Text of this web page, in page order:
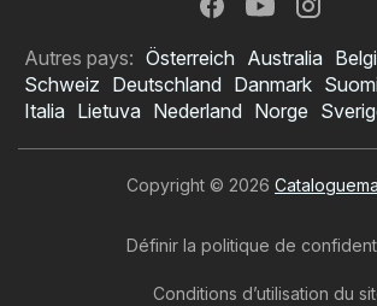
Autres pays: Österreich Australia
Schweiz Deutschland Danmark Suomi
Italia Lietuva Nederland Norge
Copyright © 2026
Définir la politique de
Conditions d’utilisation du